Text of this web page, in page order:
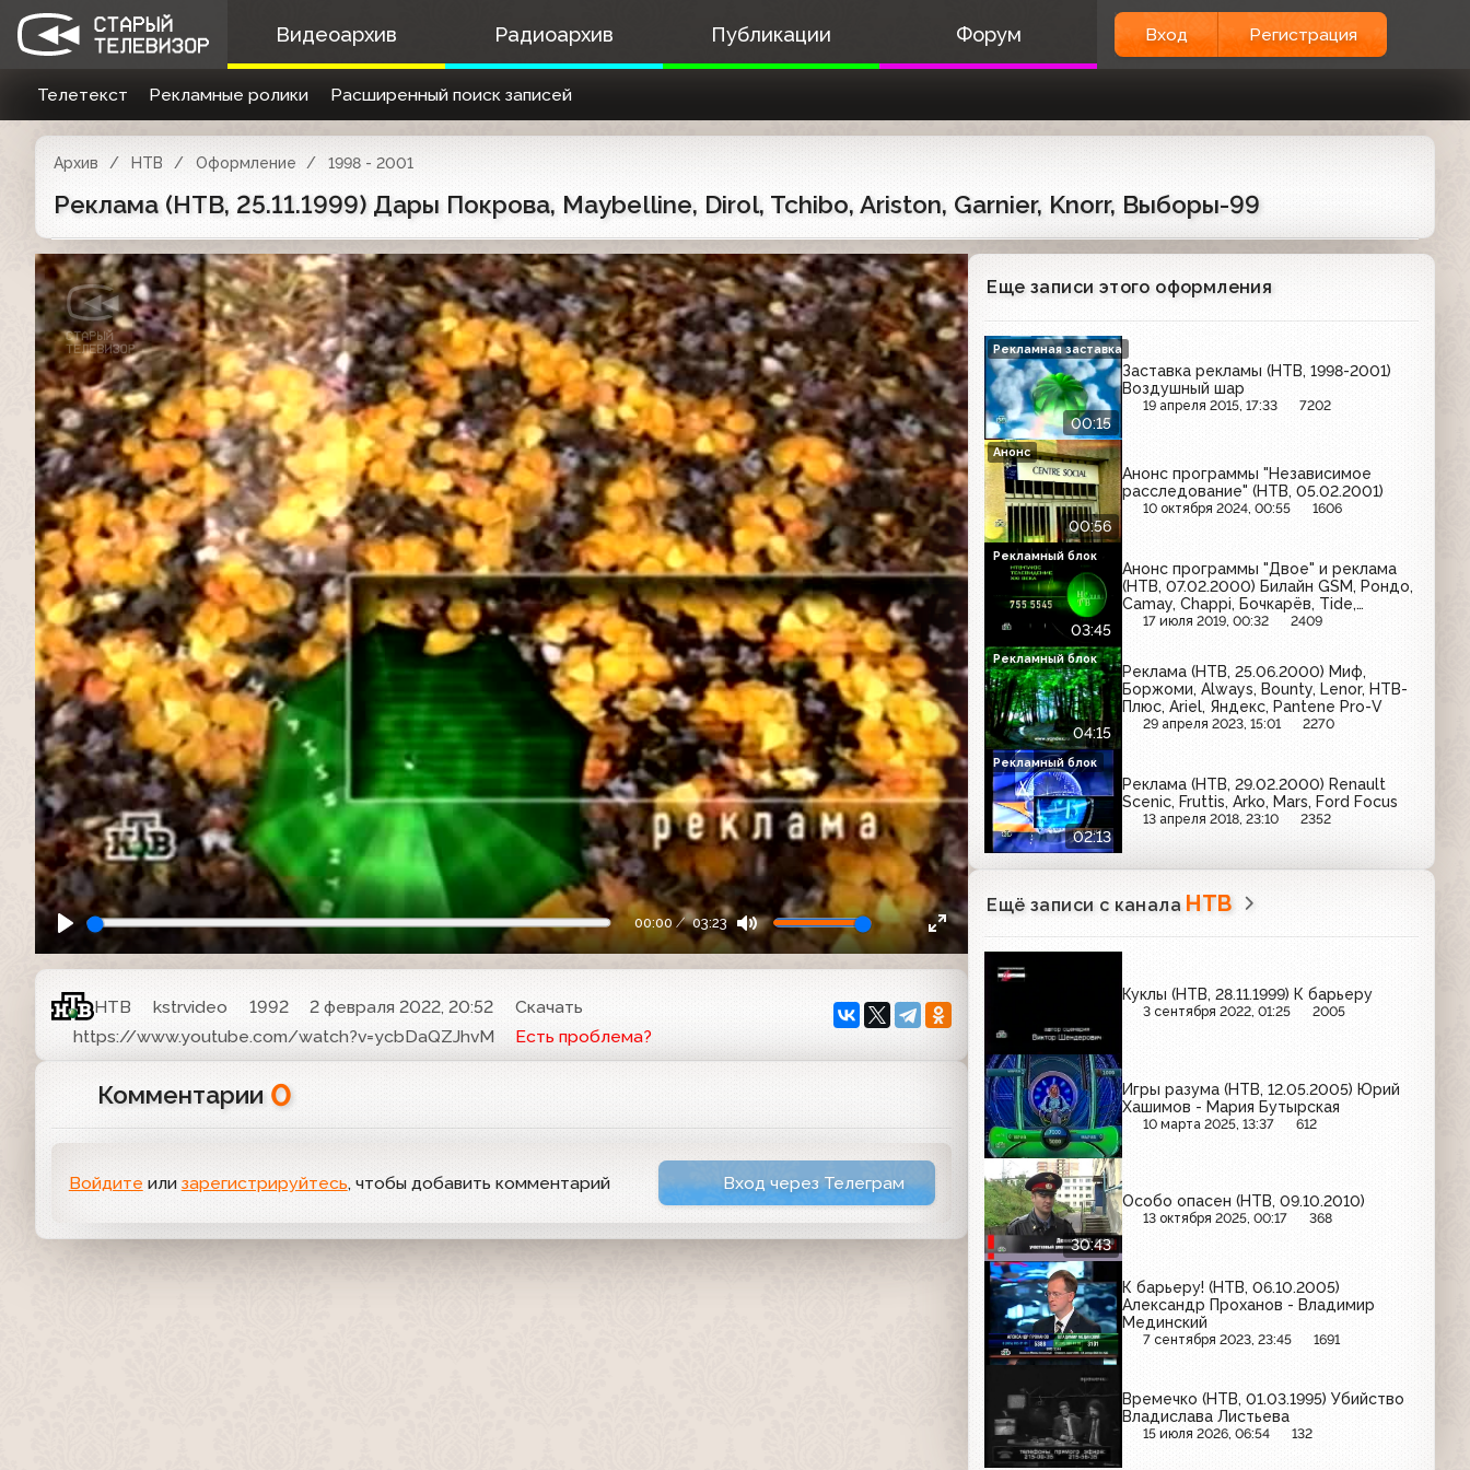
Видеоархив Радиоархив Публикации Форум Вход Регистрация
Телетекст Рекламные ролики Расширенный поиск записей
Архив НТВ Оформление 1998 - 2001
Реклама (НТВ, 25.11.1999) Дары Покрова, Maybelline, Dirol, Tchibo, Ariston, Garnier, Knorr, Выборы-99
00:00 03:23
НТВ kstrvideo 1992 2 февраля 2022, 20:52
Скачать
https://www.youtube.com/watch?v=ycbDaQZJhvM
Есть проблема?
Комментарии 0
Войдите или зарегистрируйтесь, чтобы добавить комментарий Вход через Телеграм
Еще записи этого оформления
00:15
Заставка рекламы (НТВ, 1998-2001)
Воздушный шар
19 апреля 2015, 17:33 7202
Рекламная заставка
00:56
Анонс программы "Независимое
расследование" (НТВ, 05.02.2001)
10 октября 2024, 00:55 1606
Анонс
03:45
Анонс программы "Двое" и реклама
(НТВ, 07.02.2000) Билайн GSM, Рондо,
Camay, Chappi, Бочкарёв, Tide,
Snickers Super, НТВ-Плюс
17 июля 2019, 00:32 2409
Рекламный блок
04:15
Реклама (НТВ, 25.06.2000) Миф,
Боржоми, Always, Bounty, Lenor, НТВ-
Плюс, Ariel, Яндекс, Pantene Pro-V
29 апреля 2023, 15:01 2270
Рекламный блок
02:13
Реклама (НТВ, 29.02.2000) Renault
Scenic, Fruttis, Arko, Mars, Ford Focus
13 апреля 2018, 23:10 2352
Рекламный блок
Ещё записи с канала НТВ
Куклы (НТВ, 28.11.1999) К барьеру
3 сентября 2022, 01:25 2005
Игры разума (НТВ, 12.05.2005) Юрий
Хашимов - Мария Бутырская
10 марта 2025, 13:37 612
30:43
Особо опасен (НТВ, 09.10.2010)
13 октября 2025, 00:17 368
К барьеру! (НТВ, 06.10.2005)
Александр Проханов - Владимир
Мединский
7 сентября 2023, 23:45 1691
Времечко (НТВ, 01.03.1995) Убийство
Владислава Листьева
15 июля 2026, 06:54 132